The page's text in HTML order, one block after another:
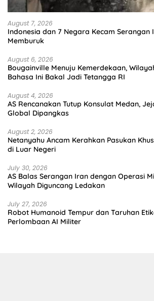
August 7, 2026
Indonesia dan 7 Negara Kecam Serangan
Memburuk
August 6, 2026
Bougainville Menuju Kemerdekaan,
Bahasa Ini Bakal Jadi Tetangga RI
August 4, 2026
AS Rencanakan Tutup Konsulat Medan,
Global Dipangkas
August 2, 2026
Netanyahu Ancam Kerahkan Pasukan
di Luar Negeri
July 30, 2026
AS Balas Serangan Iran dengan Operasi
Wilayah Diguncang Ledakan
July 27, 2026
Robot Humanoid Tempur dan Taruhan
Perlombaan AI Militer